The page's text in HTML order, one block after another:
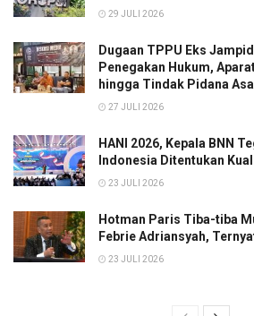
29 JULI 2026
Dugaan TPPU Eks
Penegakan Hukum,
hingga Tindak Pidana Asal
27 JULI 2026
HANI 2026, Kepala BNN
Indonesia Ditentukan
23 JULI 2026
Hotman Paris Tiba-tiba
Febrie Adriansyah,
23 JULI 2026